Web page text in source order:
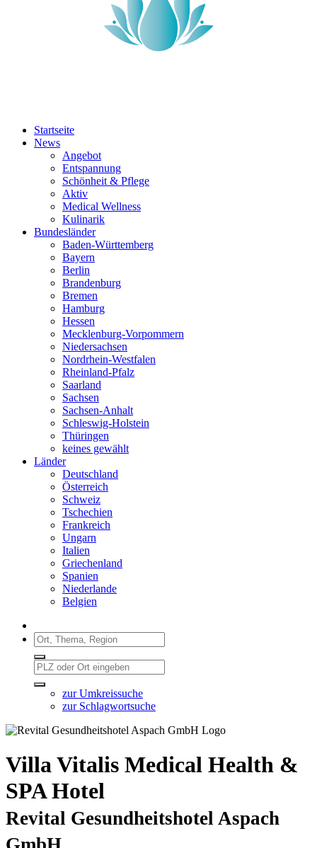
Startseite
News
Angebot
Entspannung
Schönheit & Pflege
Aktiv
Medical Wellness
Kulinarik
Bundesländer
Baden-Württemberg
Bayern
Berlin
Brandenburg
Bremen
Hamburg
Hessen
Mecklenburg-Vorpommern
Niedersachsen
Nordrhein-Westfalen
Rheinland-Pfalz
Saarland
Sachsen
Sachsen-Anhalt
Schleswig-Holstein
Thüringen
keines gewählt
Länder
Deutschland
Österreich
Schweiz
Tschechien
Frankreich
Ungarn
Italien
Griechenland
Spanien
Niederlande
Belgien
zur Umkreissuche
zur Schlagwortsuche
Villa Vitalis Medical Health &
SPA Hotel
Revital Gesundheitshotel Aspach